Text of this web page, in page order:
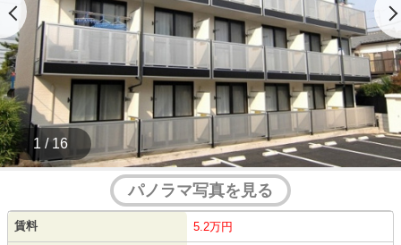
1 / 16
パノラマ写真を見る
賃料 5.2万円